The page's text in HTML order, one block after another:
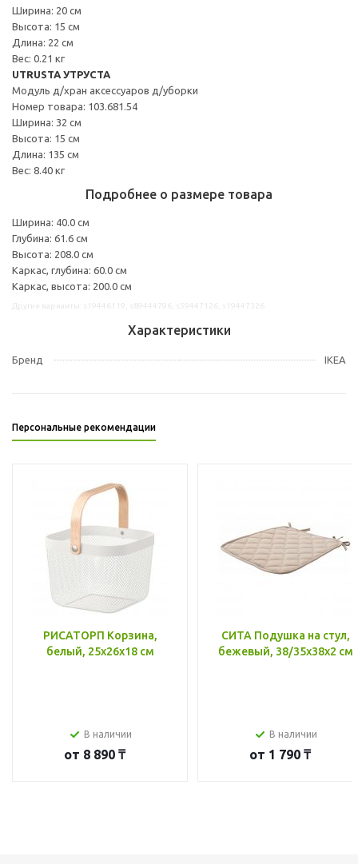
Ширина: 20 см
Высота: 15 см
Длина: 22 см
Вес: 0.21 кг
UTRUSTA УТРУСТА
Модуль д/хран аксессуаров д/уборки
Номер товара: 103.681.54
Ширина: 32 см
Высота: 15 см
Длина: 135 см
Вес: 8.40 кг
Подробнее о размере товара
Ширина: 40.0 см
Глубина: 61.6 см
Высота: 208.0 см
Каркас, глубина: 60.0 см
Каркас, высота: 200.0 см
Характеристики
Бренд IKEA
Персональные рекомендации
РИСАТОРП Корзина,
белый, 25x26x18 см
В наличии
от 8 890 ₸
СИТА Подушка на стул,
бежевый, 38/35x38x2 см
В наличии
от 1 790 ₸